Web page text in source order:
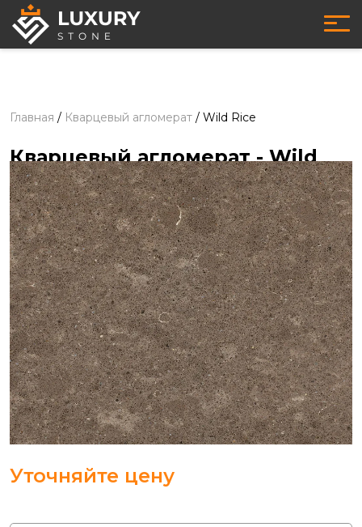
Главная / Кварцевый агломерат / Wild Rice
Кварцевый агломерат- Wild
Rice
Уточняйте цену